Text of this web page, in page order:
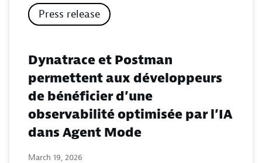
Press release
Dynatrace et Postman
permettent aux développeurs
de bénéficier d’une
observabilité optimisée par l’IA
dans Agent Mode
March 19, 2026